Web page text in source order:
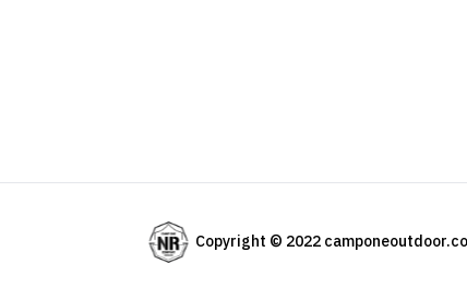
Copyright © 2022